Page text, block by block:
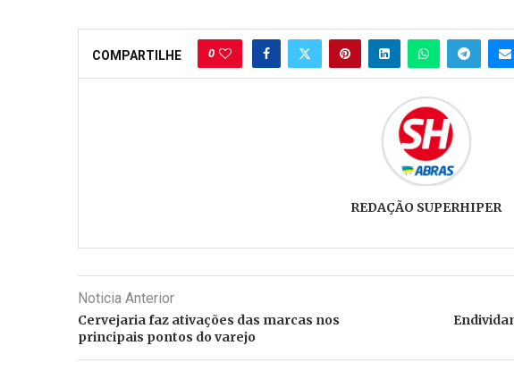
COMPARTILHE 0
REDAÇÃO SUPERHIPER
Noticia Anterior
Cervejaria faz ativações das marcas nos
principais pontos do varejo